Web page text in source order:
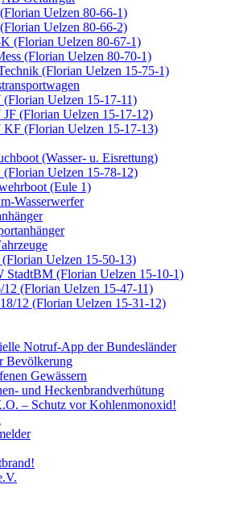
Uelzen 80-66-1)
Uelzen 80-66-2)
(Florian Uelzen 80-67-1)
(Florian Uelzen 80-70-1)
(Florian Uelzen 15-75-1)
Uelzen 15-17-11)
(Florian Uelzen 15-17-12)
(Florian Uelzen 15-17-13)
(Wasser- u. Eisrettung)
(Florian Uelzen 15-78-12)
(Eule 1)
Wasserwerfer
Uelzen 15-50-13)
StadtBM (Florian Uelzen 15-10-1)
(Florian Uelzen 15-47-11)
12 (Florian Uelzen 15-31-12)
Notruf-App der Bundesländer
Bevölkerung
Gewässern
und Heckenbrandverhütung
– Schutz vor Kohlenmonoxid!